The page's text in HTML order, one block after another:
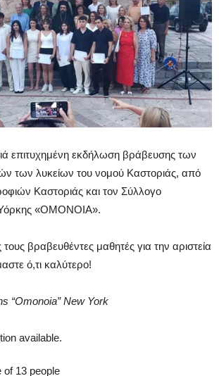
επιτυχημένη εκδήλωση βράβευσης των
των λυκείων του νομού Καστοριάς, από
Καστοριάς και τον Σύλλογο
«ΟΜΟΝΟΙΑ».
βραβευθέντες μαθητές για την αριστεία
ό,τι καλύτερο!
“Omonoia” New York